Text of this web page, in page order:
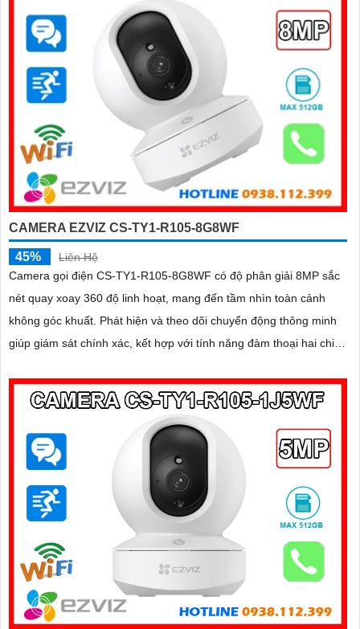
CAMERA EZVIZ CS-TY1-R105-8G8WF
45%
Liên Hệ
Camera gọi điện CS-TY1-R105-8G8WF có độ phân giải 8MP sắc
nét quay xoay 360 độ linh hoạt, mang đến tầm nhìn toàn cảnh
không góc khuất. Phát hiện và theo dõi chuyển động thông minh
giúp giám sát chính xác, kết hợp với tính năng đàm thoại hai chiều